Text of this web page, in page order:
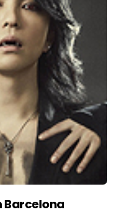
Barcelona